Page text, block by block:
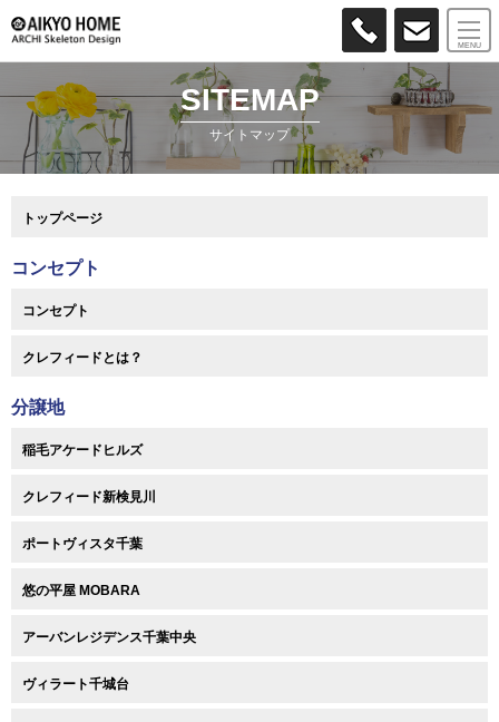
SITEMAP
サイトマップ
トップページ
コンセプト
コンセプト
クレフィードとは？
分譲地
稲毛アケードヒルズ
クレフィード新検見川
ポートヴィスタ千葉
悠の平屋 MOBARA
アーバンレジデンス千葉中央
ヴィラート千城台
MENU